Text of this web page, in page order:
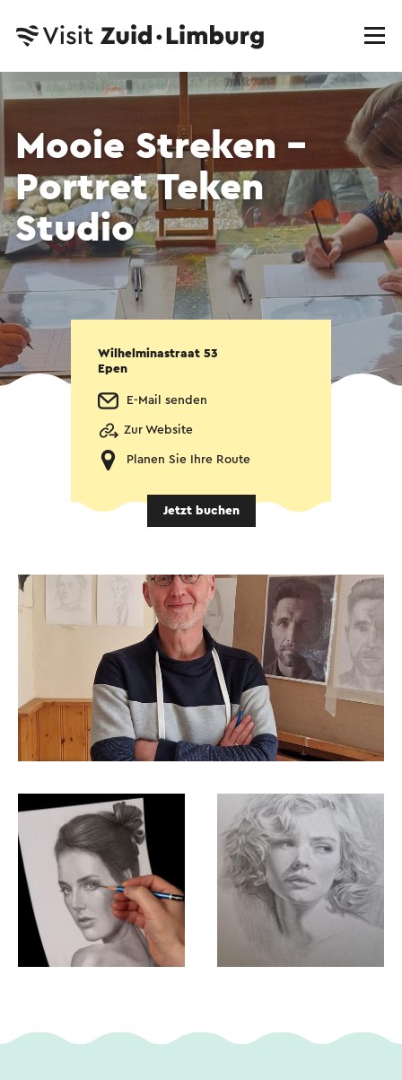
Mooie Streken -
Portret Teken
Studio
Wilhelminastraat 53
Epen
E-Mail senden
Zur Website
Planen Sie Ihre Route
Jetzt buchen